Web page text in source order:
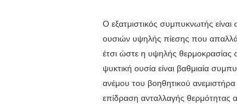
Ο εξατμιστικός συμπυκνωτής
ουσιών υψηλής πίεσης που
έτσι ώστε η υψηλής
ψυκτική ουσία είναι βαθμιαία
ανέμου του βοηθητικού
επίδραση ανταλλαγής θερμότητας